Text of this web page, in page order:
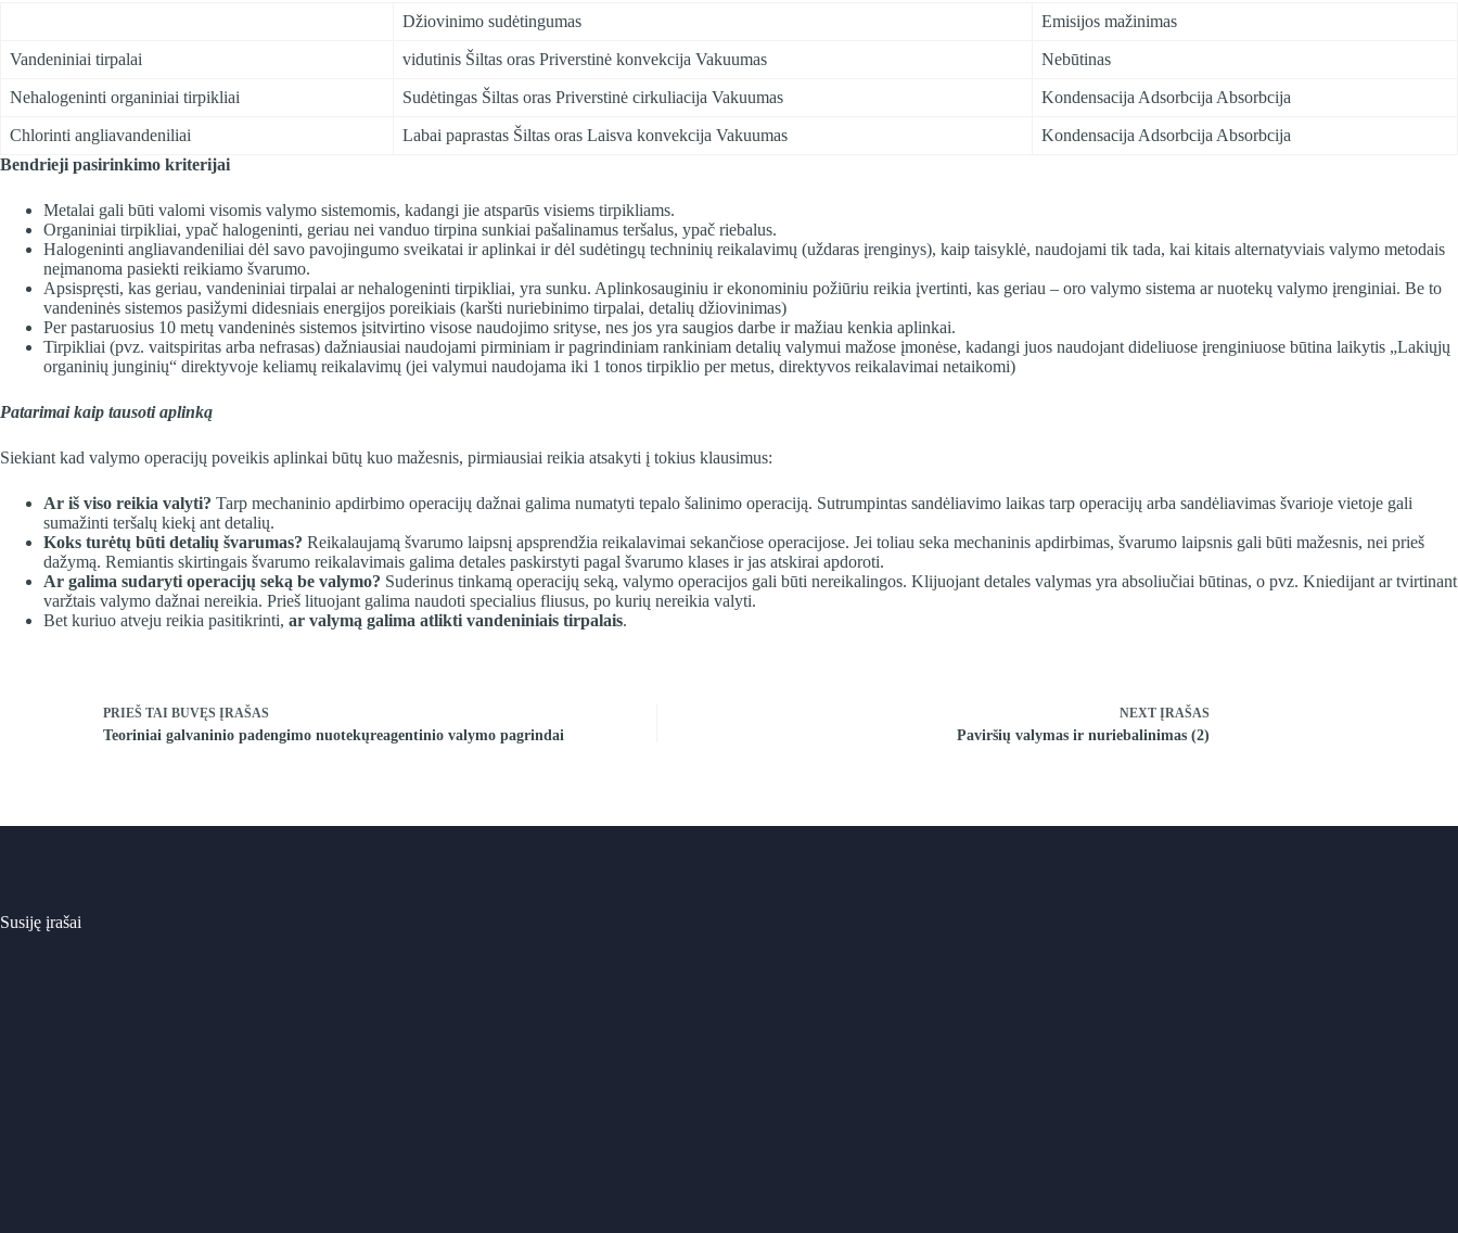
Džiovinimo sudėtingumas Emisijos mažinimas
Vandeniniai tirpalai vidutinis Šiltas oras Priverstinė konvekcija Vakuumas Nebūtinas
Nehalogeninti organiniai tirpikliai Sudėtingas Šiltas oras Priverstinė cirkuliacija Vakuumas Kondensacija Adsorbcija Absorbcija
Chlorinti angliavandeniliai Labai paprastas Šiltas oras Laisva konvekcija Vakuumas
Kondensacija Adsorbcija Absorbcija
Bendrieji pasirinkimo kriterijai
Metalai gali būti valomi visomis valymo sistemomis, kadangi jie atsparūs visiems tirpikliams.
Organiniai tirpikliai, ypač halogeninti, geriau nei vanduo tirpina sunkiai pašalinamus teršalus, ypač riebalus.
Halogeninti angliavandeniliai dėl savo pavojingumo sveikatai ir aplinkai ir dėl sudėtingų techninių reikalavimų (uždaras įrenginys), kaip taisyklė, naudojami tik tada, kai kitais alternatyviais valymo metodais
neįmanoma pasiekti reikiamo švarumo.
Apsispręsti, kas geriau, vandeniniai tirpalai ar nehalogeninti tirpikliai, yra sunku. Aplinkosauginiu ir ekonominiu požiūriu reikia įvertinti, kas geriau – oro valymo sistema ar nuotekų valymo įrenginiai. Be to
vandeninės sistemos pasižymi didesniais energijos poreikiais (karšti nuriebinimo tirpalai, detalių džiovinimas)
Per pastaruosius 10 metų vandeninės sistemos įsitvirtino visose naudojimo srityse, nes jos yra saugios darbe ir mažiau kenkia aplinkai.
Tirpikliai (pvz. vaitspiritas arba nefrasas) dažniausiai naudojami pirminiam ir pagrindiniam rankiniam detalių valymui mažose įmonėse, kadangi juos naudojant dideliuose įrenginiuose būtina laikytis „Lakiųjų
organinių junginių“ direktyvoje keliamų reikalavimų (jei valymui naudojama iki 1 tonos tirpiklio per metus, direktyvos reikalavimai netaikomi)
Patarimai kaip tausoti aplinką
Siekiant kad valymo operacijų poveikis aplinkai būtų kuo mažesnis, pirmiausiai reikia atsakyti į tokius klausimus:
Ar iš viso reikia valyti? Tarp mechaninio apdirbimo operacijų dažnai galima numatyti tepalo šalinimo operaciją. Sutrumpintas sandėliavimo laikas tarp operacijų arba sandėliavimas švarioje vietoje gali
sumažinti teršalų kiekį ant detalių.
Koks turėtų būti detalių švarumas? Reikalaujamą švarumo laipsnį apsprendžia reikalavimai sekančiose operacijose. Jei toliau seka mechaninis apdirbimas, švarumo laipsnis gali būti mažesnis, nei prieš
dažymą. Remiantis skirtingais švarumo reikalavimais galima detales paskirstyti pagal švarumo klases ir jas atskirai apdoroti.
Ar galima sudaryti operacijų seką be valymo? Suderinus tinkamą operacijų seką, valymo operacijos gali būti nereikalingos. Klijuojant detales valymas yra absoliučiai būtinas, o pvz. Kniedijant ar tvirtinant
varžtais valymo dažnai nereikia. Prieš lituojant galima naudoti specialius fliusus, po kurių nereikia valyti.
Bet kuriuo atveju reikia pasitikrinti, ar valymą galima atlikti vandeniniais tirpalais.
PRIEŠ TAI BUVĘS ĮRAŠAS
Teoriniai galvaninio padengimo nuotekųreagentinio valymo pagrindai
NEXT ĮRAŠAS
Paviršių valymas ir nuriebalinimas (2)
Susiję įrašai